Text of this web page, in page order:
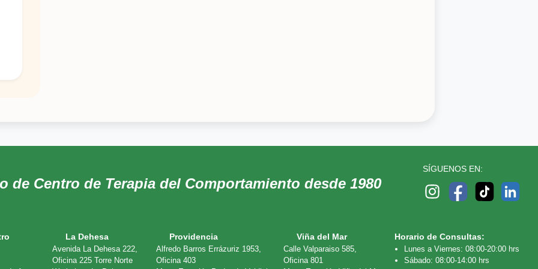
de Centro de Terapia del Comportamiento desde 1980
SÍGUENOS EN:
La Dehesa
Avenida La Dehesa 222,
Oficina 225 Torre Norte
Providencia
Alfredo Barros Errázuriz 1953,
Oficina 403
Viña del Mar
Calle Valparaiso 585,
Oficina 801
Horario de Consultas:
Lunes a Viernes: 08:00-20:00 hrs
Sábado: 08:00-14:00 hrs